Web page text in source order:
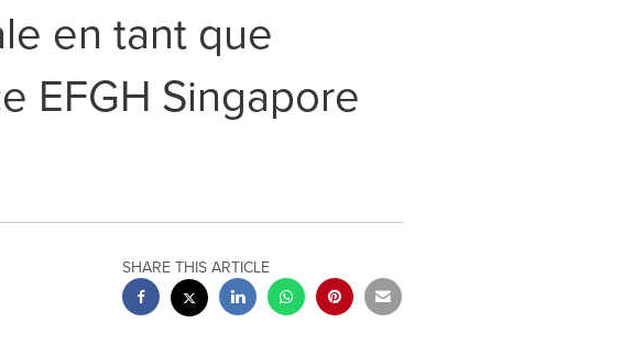
en tant que
EFGH Singapore
SHARE THIS ARTICLE